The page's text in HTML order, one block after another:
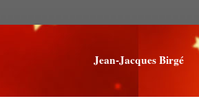
Jean-Jacques Birgé